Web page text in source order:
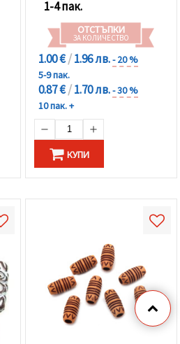
1-4 пак.
ОТСТЪПКИ
ЗА КОЛИЧЕСТВО
1.00 €/1.96 лв.- 20 %
5-9 пак.
0.87 €/1.70 лв.- 30 %
10 пак. +
КУПИ